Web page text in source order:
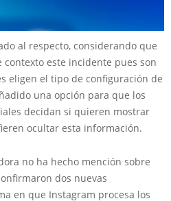
al respecto, considerando que
este incidente pues son
eligen el tipo de configuración de
una opción para que los
decidan si quieren mostrar
ocultar esta información.
no ha hecho mención sobre
dos nuevas
en que Instagram procesa los